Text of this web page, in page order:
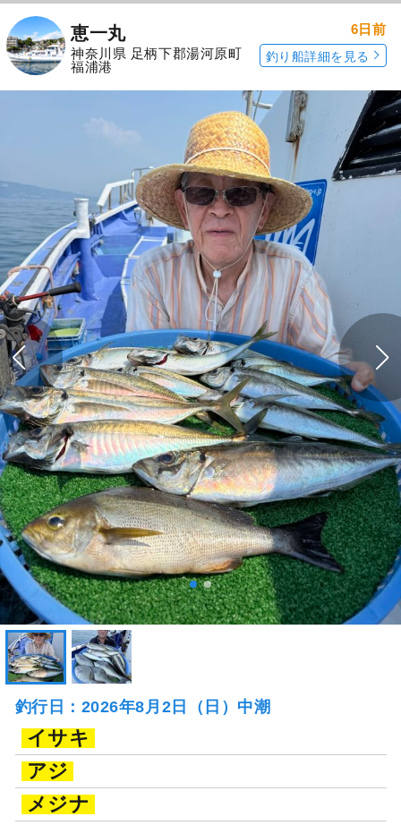
恵一丸
神奈川県 足柄下郡湯河原町
福浦港
6日前
釣り船詳細を見る
釣行日：2026年8月2日（日）中潮
イサキ
アジ
メジナ